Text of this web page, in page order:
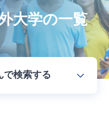
大学の一覧
で検索する